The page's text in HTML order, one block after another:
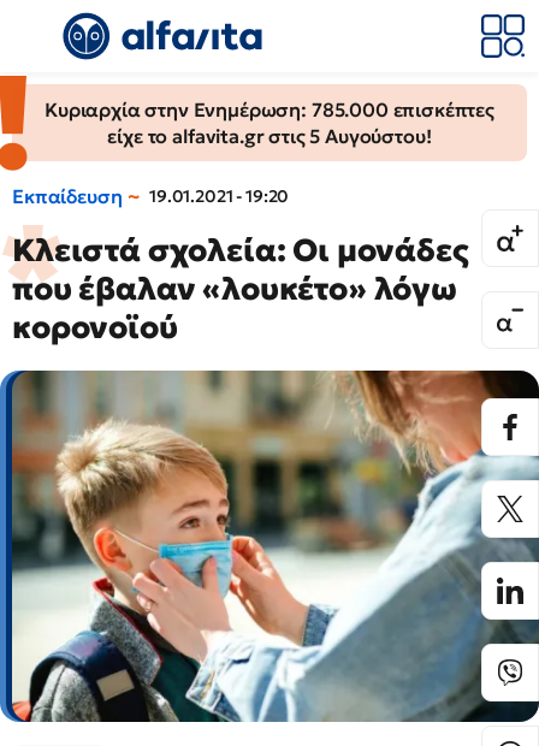
Κυριαρχία στην Ενημέρωση: 785.000 επισκέπτες
είχε το alfavita.gr στις 5 Αυγούστου!
Εκπαίδευση 19.01.2021 - 19:20
Κλειστά σχολεία: Οι μονάδες
που έβαλαν «λουκέτο» λόγω
κορονοϊού